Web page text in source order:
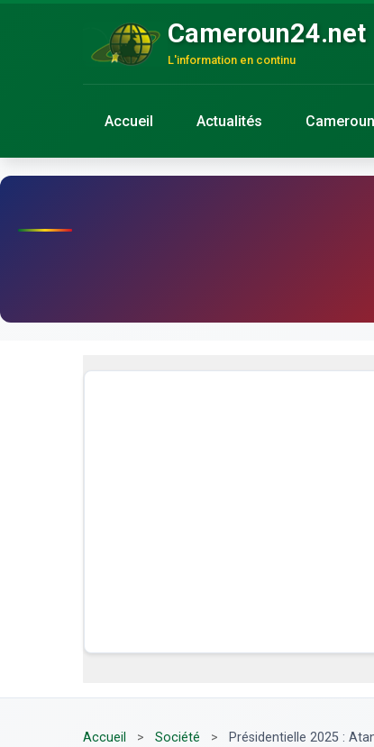
Cameroun24.net
L'information en continu
Accueil Actualités Cameroun
Accueil > Société > Présidentielle 2025 :